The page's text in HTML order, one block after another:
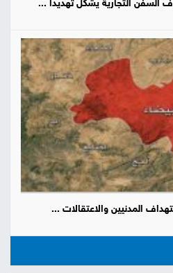
السفن التجارية يشكل تهديداً ...
المدنيين والاعتقالات ...